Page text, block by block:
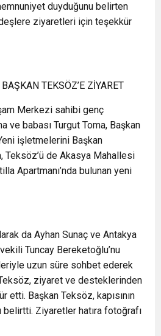
duyduğunu belirten
ziyaretleri için teşekkür
TEKSÖZ’E ZİYARET
Merkezi sahibi genç
ve babası Turgut Toma, Başkan
işletmelerini Başkan
Teksöz’ü de Akasya Mahallesi
Apartmanı’nda bulunan yeni
da Ayhan Sunaç ve Antakya
Tuncay Bereketoğlu’nu
uzun süre sohbet ederek
ziyaret ve desteklerinden
etti. Başkan Teksöz, kapısının
belirtti. Ziyaretler hatıra fotoğrafı